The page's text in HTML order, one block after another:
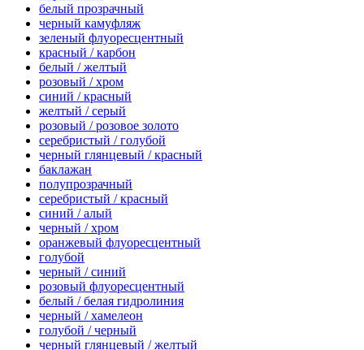
белый прозрачный
черный камуфляж
зеленый флуоресцентный
красный / карбон
белый / желтый
розовый / хром
синий / красный
желтый / серый
розовый / розовое золото
серебристый / голубой
черный глянцевый / красный
баклажан
полупрозрачный
серебристый / красный
синий / алый
черный / хром
оранжевый флуоресцентный
голубой
черный / синий
розовый флуоресцентный
белый / белая гидролиния
черный / хамелеон
голубой / черный
черный глянцевый / желтый